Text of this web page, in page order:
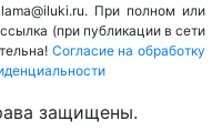
При полном или
(при публикации в сети
Согласие на обработку
защищены.